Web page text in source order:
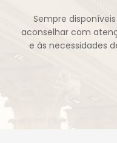
Sempre
aconselhar com
e às necessidades